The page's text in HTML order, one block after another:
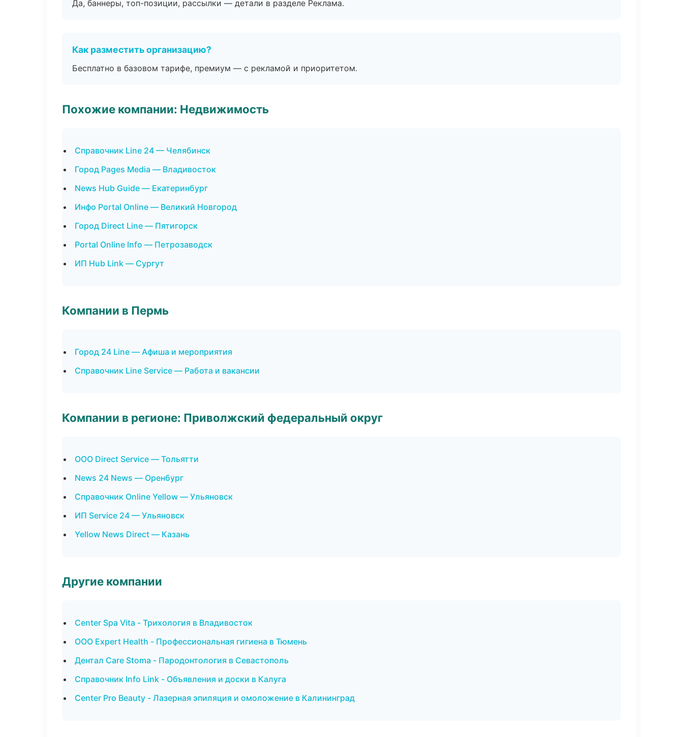
Да, баннеры, топ-позиции, рассылки — детали в разделе Реклама.
Как разместить организацию?
Бесплатно в базовом тарифе, премиум — с рекламой и приоритетом.
Похожие компании: Недвижимость
Справочник Line 24 — Челябинск
Город Pages Media — Владивосток
News Hub Guide — Екатеринбург
Инфо Portal Online — Великий Новгород
Город Direct Line — Пятигорск
Portal Online Info — Петрозаводск
ИП Hub Link — Сургут
Компании в Пермь
Город 24 Line — Афиша и мероприятия
Справочник Line Service — Работа и вакансии
Компании в регионе: Приволжский федеральный округ
ООО Direct Service — Тольятти
News 24 News — Оренбург
Справочник Online Yellow — Ульяновск
ИП Service 24 — Ульяновск
Yellow News Direct — Казань
Другие компании
Center Spa Vita - Трихология в Владивосток
ООО Expert Health - Профессиональная гигиена в Тюмень
Дентал Care Stoma - Пародонтология в Севастополь
Справочник Info Link - Объявления и доски в Калуга
Center Pro Beauty - Лазерная эпиляция и омоложение в Калининград